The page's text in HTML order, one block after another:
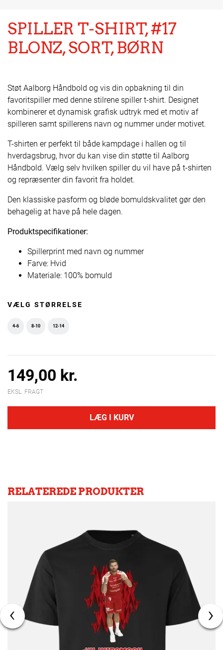
SPILLER T-SHIRT, #17
BLONZ, SORT, BØRN
Støt Aalborg Håndbold og vis din opbakning til din
favoritspiller med denne stilrene spiller t-shirt. Designet
kombinerer et dynamisk grafisk udtryk med et motiv af
spilleren samt spillerens navn og nummer under motivet.
T-shirten er perfekt til både kampdage i hallen og til
hverdagsbrug, hvor du kan vise din støtte til Aalborg
Håndbold. Vælg selv hvilken spiller du vil have på t-shirten
og repræsenter din favorit fra holdet.
Den klassiske pasform og bløde bomuldskvalitet gør den
behagelig at have på hele dagen.
Produktspecifikationer:
Spillerprint med navn og nummer
Farve: Hvid
Materiale: 100% bomuld
VÆLG STØRRELSE
4-6 8-10 12-14
149,00 kr.
EKSL. FRAGT
LÆG I KURV
RELATEREDE PRODUKTER
‹ ›